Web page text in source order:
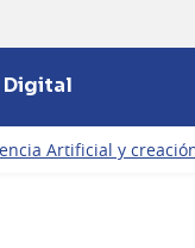
Digital
Artificial y